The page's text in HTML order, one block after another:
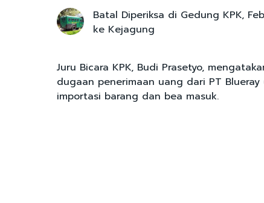
Batal Diperiksa di Gedung KPK,
ke Kejagung
Juru Bicara KPK, Budi Prasetyo,
dugaan penerimaan uang dari PT
importasi barang dan bea masuk.